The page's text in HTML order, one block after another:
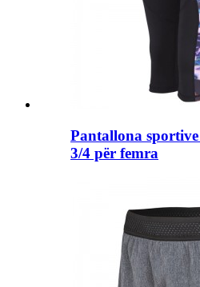
Pantallona
3/4 për femra